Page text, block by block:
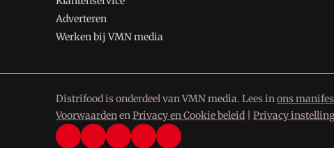
Adverteren
Werken bij VMN media
Distrifood is onderdeel van VMN media. Lees inons
VoorwaardenenPrivacy en Cookie beleid Privacy